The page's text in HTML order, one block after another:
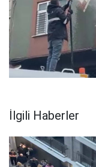
İlgili Haberler